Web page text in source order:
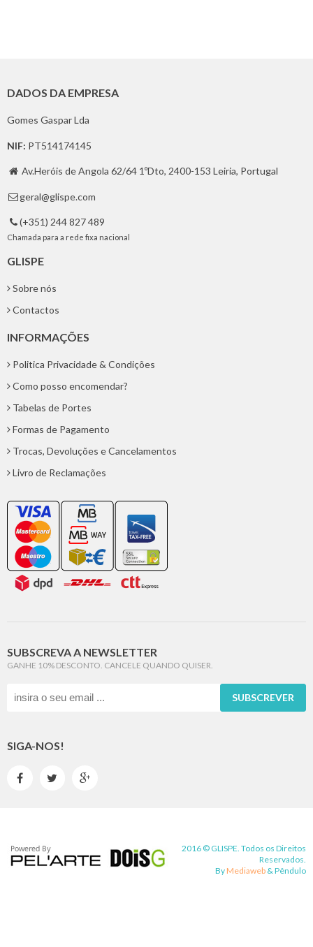
DADOS DA EMPRESA
Gomes Gaspar Lda
NIF: PT514174145
 Av.Heróis de Angola 62/64 1ºDto, 2400-153 Leiria, Portugal
 geral@glispe.com
 (+351) 244 827 489
Chamada para a rede fixa nacional
GLISPE
Sobre nós
Contactos
INFORMAÇÕES
Politica Privacidade & Condições
Como posso encomendar?
Tabelas de Portes
Formas de Pagamento
Trocas, Devoluções e Cancelamentos
Livro de Reclamações
SUBSCREVA A NEWSLETTER
GANHE 10% DESCONTO. CANCELE QUANDO QUISER.
SUBSCREVER
SIGA-NOS!
  
2016 © GLISPE. Todos os Direitos
Reservados.
By Mediaweb & Pêndulo